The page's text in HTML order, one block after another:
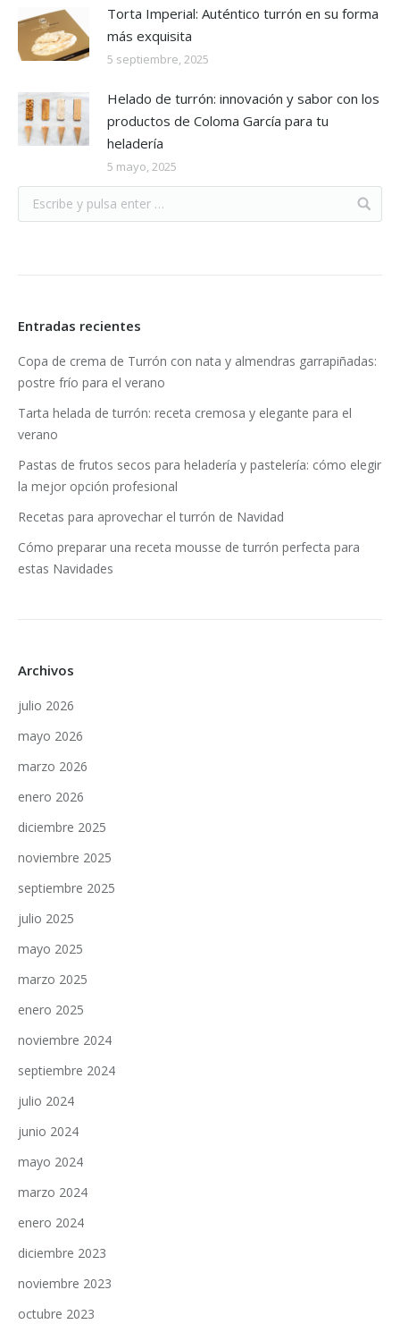
Torta Imperial: Auténtico turrón en su forma
más exquisita
5 septiembre, 2025
Helado de turrón: innovación y sabor con los
productos de Coloma García para tu
heladería
5 mayo, 2025
Entradas recientes
Copa de crema de Turrón con nata y almendras garrapiñadas:
postre frío para el verano
Tarta helada de turrón: receta cremosa y elegante para el
verano
Pastas de frutos secos para heladería y pastelería: cómo elegir
la mejor opción profesional
Recetas para aprovechar el turrón de Navidad
Cómo preparar una receta mousse de turrón perfecta para
estas Navidades
Archivos
julio 2026
mayo 2026
marzo 2026
enero 2026
diciembre 2025
noviembre 2025
septiembre 2025
julio 2025
mayo 2025
marzo 2025
enero 2025
noviembre 2024
septiembre 2024
julio 2024
junio 2024
mayo 2024
marzo 2024
enero 2024
diciembre 2023
noviembre 2023
octubre 2023